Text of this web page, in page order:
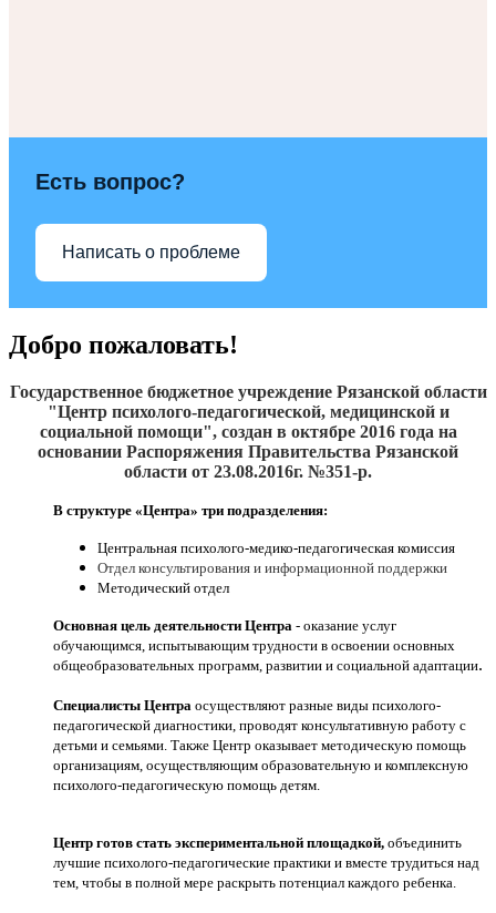
Есть вопрос?
Написать о проблеме
Добро пожаловать!
Государственное бюджетное учреждение Рязанской области
"Центр психолого-педагогической, медицинской и
социальной помощи", создан в октябре 2016года на
основании Распоряжения Правительства Рязанской
области от 23.08.2016г. №351-р.
В структуре «Центра» три подразделения:
Центральная психолого-медико-педагогическая комиссия
Отдел консультирования и информационной поддержки
Методический отдел
Основная цель деятельности Центра - оказание услуг
обучающимся, испытывающим трудности в освоении основных
общеобразовательных программ, развитии и социальной адаптации.
Специалисты Центра осуществляют разные виды психолого-
педагогической диагностики, проводят консультативную работу с
детьми и семьями. Также Центр оказывает методическую помощь
организациям, осуществляющим образовательную и комплексную
психолого-педагогическую помощь детям.
Центр готов стать экспериментальной площадкой, объединить
лучшие психолого-педагогические практики и вместе трудиться над
тем, чтобы в полной мере раскрыть потенциал каждого ребенка.